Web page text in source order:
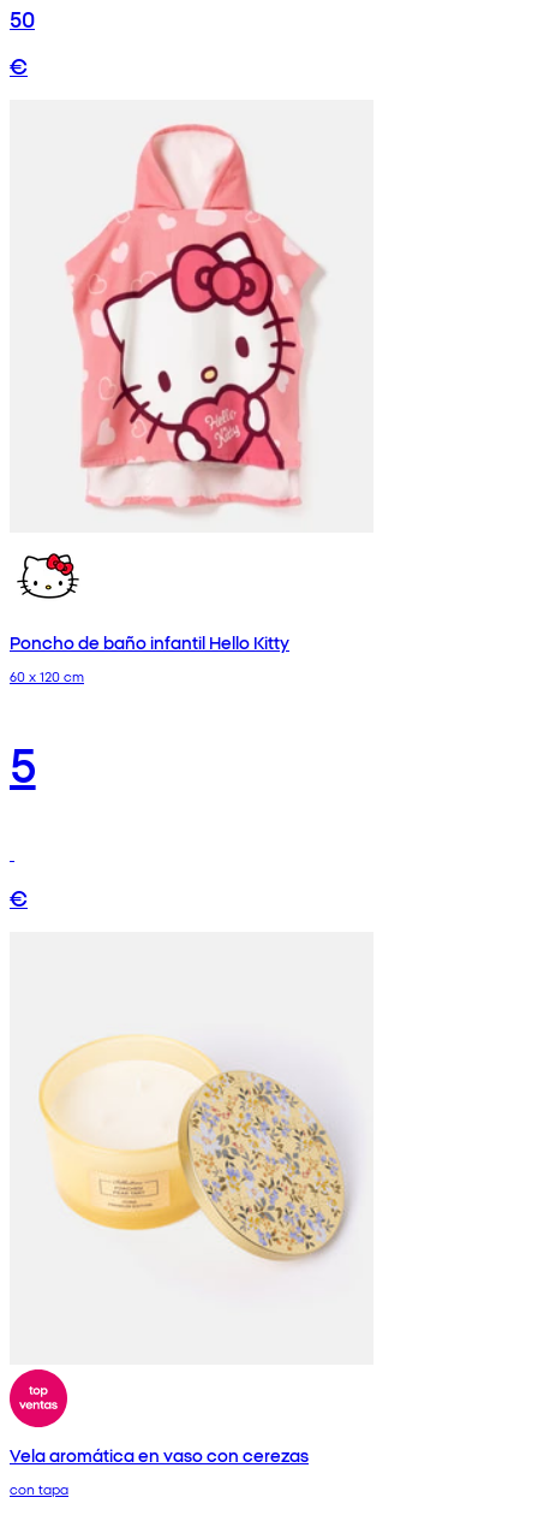
50
€
Poncho de baño infantil Hello Kitty
60 x 120 cm
5
€
Vela aromática en vaso con cerezas
con tapa